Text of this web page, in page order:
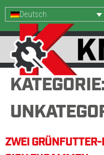
Deutsch
ZWEI GRÜNFUTTER-